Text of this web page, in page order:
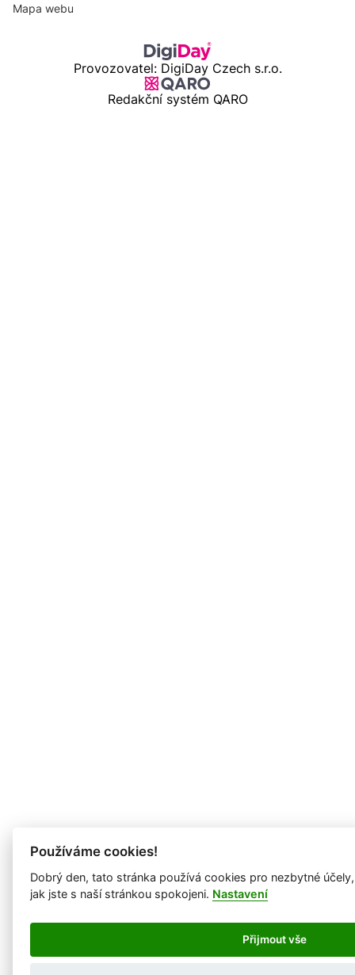
Mapa webu
Provozovatel: DigiDay Czech s.r.o.
Redakční systém QARO
Používáme cookies!
Dobrý den, tato stránka používá cookies pro nezbytné
jak jste s naší stránkou spokojeni. Nastavení
Přijmout vše